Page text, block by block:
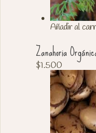
Añadir al
Zanahoria
$1.500